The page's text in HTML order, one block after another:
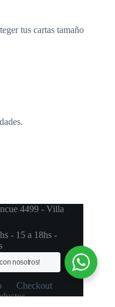
tus cartas tamaño
4499 - Villa
- 15 a 18hs -
Checkout
nosotros!